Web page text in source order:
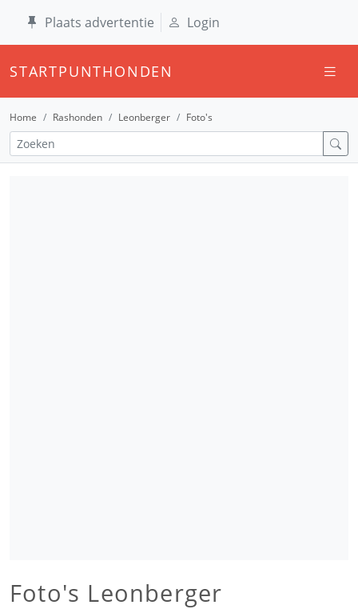
Plaats advertentie Login
STARTPUNTHONDEN
Home Rashonden Leonberger Foto's
Foto's Leonberger